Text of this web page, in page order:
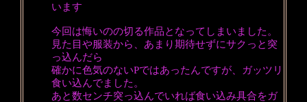
います
今回は悔いのの切る作品となってしまいました。
見た目や服装から、あまり期待せずにサクっと突
っ込んだら
確かに色気のないPではあったんですが、ガッツリ
食い込んでました。
あと数センチ突っ込んでいれば食い込み具合をガ